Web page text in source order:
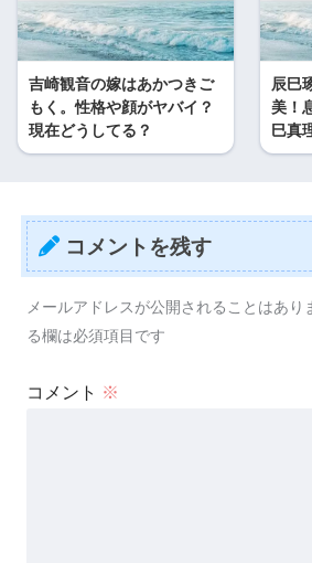
吉崎観音の嫁はあかつきご
もく。性格や顔がヤバイ？
現在どうしてる？
辰巳
美！
巳真
コメントを残す
メールアドレスが公開されることはあり
る欄は必須項目です
コメント ※